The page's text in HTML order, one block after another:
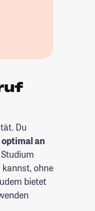
Du
an
ohne
bietet